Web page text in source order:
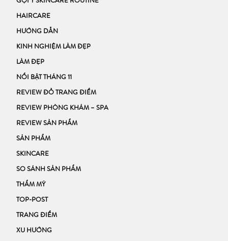
HAIRCARE
HƯỚNG DẪN
KINH NGHIỆM LÀM ĐẸP
LÀM ĐẸP
NỔI BẬT THÁNG 11
REVIEW ĐỒ TRANG ĐIỂM
REVIEW PHÒNG KHÁM – SPA
REVIEW SẢN PHẨM
SẢN PHẨM
SKINCARE
SO SÁNH SẢN PHẨM
THẨM MỸ
TOP-POST
TRANG ĐIỂM
XU HƯỚNG